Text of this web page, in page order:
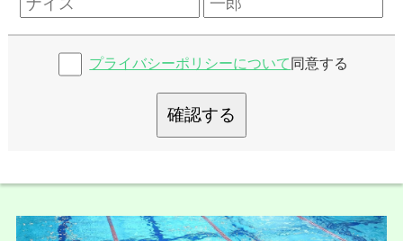
プライバシーポリシーについて 同意する
確認する